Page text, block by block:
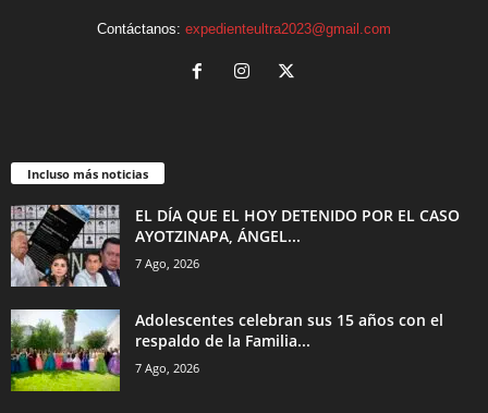
Contáctanos: expedienteultra2023@gmail.com
Incluso más noticias
EL DÍA QUE EL HOY DETENIDO POR EL CASO
AYOTZINAPA, ÁNGEL...
7 Ago, 2026
Adolescentes celebran sus 15 años con el
respaldo de la Familia...
7 Ago, 2026